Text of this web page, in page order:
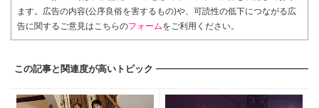
ます。広告の内容(公序良俗を害するもの)や、可読性の低下につながる広
告に関するご意見はこちらのフォームをご利用ください。
この記事と関連度が高いトピック